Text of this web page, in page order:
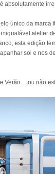
absolutamente
único da
atelier
esta edição
sol e nos
Verão ... ou não